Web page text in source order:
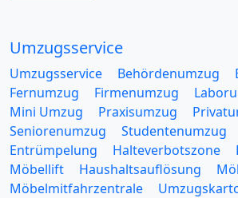
Umzugsservice
Umzugsservice Behördenumzug
Fernumzug
Firmenumzug
Mini Umzug
Praxisumzug
Seniorenumzug
Studentenumzug
Entrümpelung
Halteverbotszone
Möbellift
Haushaltsauflösung
Möbelmitfahrzentrale